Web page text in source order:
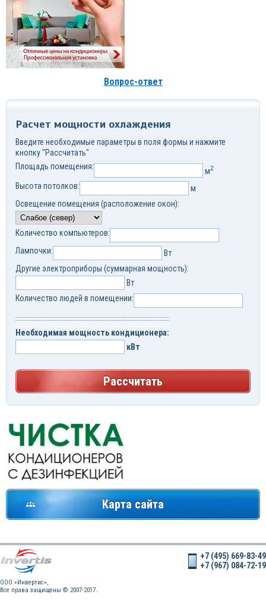
Вопрос-ответ
Расчет мощности охлаждения
Введите необходимые параметры в поля формы и нажмите
кнопку "Рассчитать"
Площадь помещения:
м2
Высота потолков:
м
Освещение помещения (расположение окон):
Количество компьютеров:
Лампочки:
Вт
Другие электроприборы (суммарная мощность):
Вт
Количество людей в помещении:
Необходимая мощность кондиционера:
кВт
Рассчитать
Карта сайта
OOO «Инвертис»,
Все права защищены © 2007-2017.
+7 (495) 669-83-49
+7 (967) 084-72-19